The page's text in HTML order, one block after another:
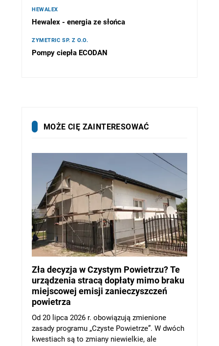
HEWALEX
Hewalex - energia ze słońca
ZYMETRIC SP. Z O.O.
Pompy ciepła ECODAN
MOŻE CIĘ ZAINTERESOWAĆ
Zła decyzja w Czystym Powietrzu? Te
urządzenia stracą dopłaty mimo braku
miejscowej emisji zanieczyszczeń
powietrza
Od 20 lipca 2026 r. obowiązują zmienione
zasady programu „Czyste Powietrze”. W dwóch
kwestiach są to zmiany niewielkie, ale